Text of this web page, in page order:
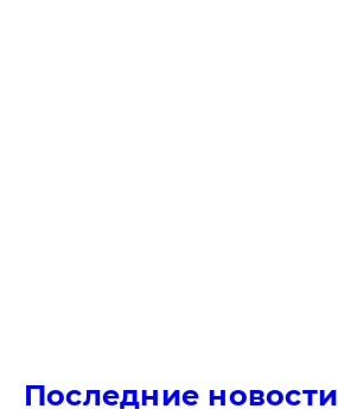
Последние новости